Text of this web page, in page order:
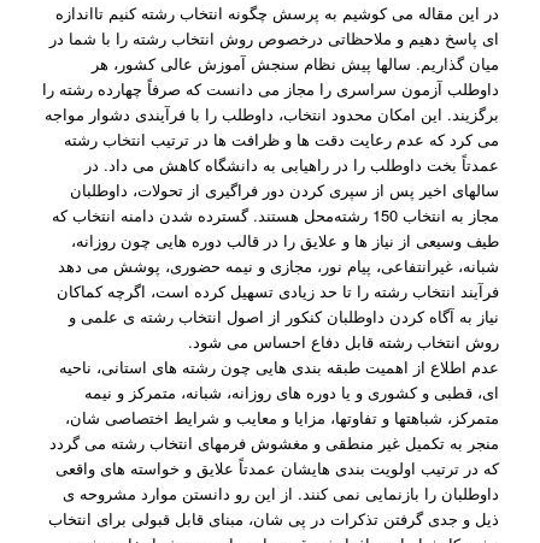
در این مقاله می کوشیم به پرسش چگونه انتخاب رشته کنیم تااندازه
ای پاسخ دهیم و ملاحظاتی درخصوص روش انتخاب رشته را با شما در
میان گذاریم. سالها پیش نظام سنجش آموزش عالی کشور، هر
داوطلب آزمون سراسری را مجاز می دانست که صرفاً چهارده رشته را
برگزیند. این امکان محدود انتخاب، داوطلب را با فرآیندی دشوار مواجه
می کرد که عدم رعایت دقت ها و ظرافت ها در ترتیب انتخاب رشته
عمدتاً بخت داوطلب را در راهیابی به دانشگاه کاهش می داد. در
سالهای اخیر پس از سپری کردن دور فراگیری از تحولات، داوطلبان
مجاز به انتخاب 150 رشته‌محل هستند. گسترده شدن دامنه انتخاب که
طیف وسیعی از نیاز ها و علایق را در قالب دوره هایی چون روزانه،
شبانه، غیرانتفاعی، پیام نور، مجازی و نیمه حضوری، پوشش می دهد
فرآیند انتخاب رشته را تا حد زیادی تسهیل کرده است، اگرچه کماکان
نیاز به آگاه کردن داوطلبان کنکور از اصول انتخاب رشته ی علمی و
روش انتخاب رشته قابل دفاع احساس می شود.
عدم اطلاع از اهمیت طبقه بندی هایی چون رشته های استانی، ناحیه
ای، قطبی و کشوری و یا دوره های روزانه، شبانه، متمرکز و نیمه
متمرکز، شباهتها و تفاوتها، مزایا و معایب و شرایط اختصاصی شان،
منجر به تکمیل غیر منطقی و مغشوش فرمهای انتخاب رشته می گردد
که در ترتیب اولویت بندی هایشان عمدتاً علایق و خواسته های واقعی
داوطلبان را بازنمایی نمی کنند. از این رو دانستن موارد مشروحه ی
ذیل و جدی گرفتن تذکرات در پی شان، مبنای قابل قبولی برای انتخاب